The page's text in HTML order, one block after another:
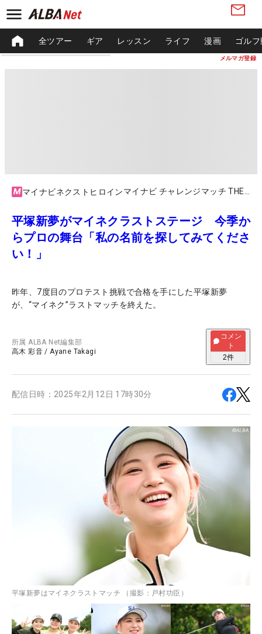
メルマガ登録
全ツアー ギア レッスン ライフ 漫画 ゴル
マイナビネクストヒロイン
平塚新夢がマイネクラストステージ 今季か
らプロの舞台「私の名前を探してみてくださ
い！」
昨年、7度目のプロテスト挑戦で合格を手にした平塚新夢
が、“マイネク”ラストマッチを終えた。
所属ALBA Net編集部
高木 彩音 /Ayane Takagi
コメン
ト
2件
配信日時： 2025年2月12日 17時30分
平塚新夢はマイネクラストマッチ （撮影：戸村功臣）